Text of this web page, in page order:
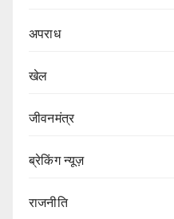
अपराध
खेल
जीवनमंत्र
ब्रेकिंग न्यूज़
राजनीति